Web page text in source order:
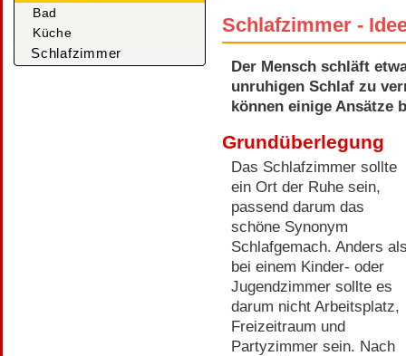
Schlafzimmer -
Der Mensch schläft
unruhigen Schlaf zu
können einige Ansätze
Grundüberlegung
Das Schlafzimmer sollte
ein Ort der Ruhe sein,
passend darum das
schöne Synonym
Schlafgemach. Anders
bei einem Kinder- oder
Jugendzimmer sollte es
darum nicht Arbeitsplatz,
Freizeitraum und
Partyzimmer sein. Nach
Bad
Küche
Schlafzimmer